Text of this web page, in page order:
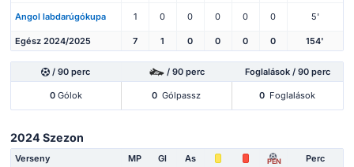
Angol labdarúgókupa 1 0 0 0 0 0 5'
Egész 2024/2025 7 1 0 0 0 0 154'
/ 90 perc / 90 perc Foglalások / 90 perc
0Gólok 0 Gólpassz 0 Foglalások
2024 Szezon
Verseny MP Gl As PEN Perc